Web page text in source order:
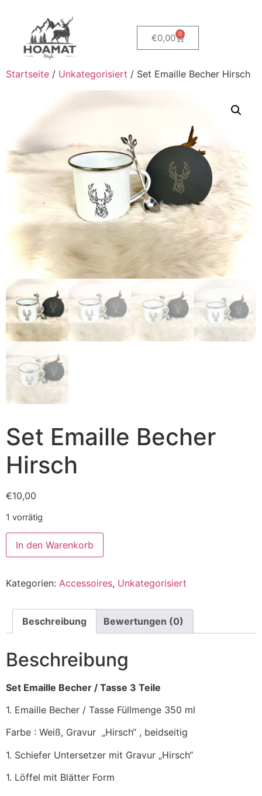
€0,00 0
Startseite / Unkategorisiert / Set Emaille Becher Hirsch
Set Emaille Becher
Hirsch
€10,00
1 vorrätig
In den Warenkorb
Kategorien: Accessoires, Unkategorisiert
Beschreibung Bewertungen (0)
Beschreibung
Set Emaille Becher / Tasse 3 Teile
1. Emaille Becher / Tasse Füllmenge 350 ml
Farbe : Weiß, Gravur „Hirsch“ , beidseitig
1. Schiefer Untersetzer mit Gravur „Hirsch“
1. Löffel mit Blätter Form